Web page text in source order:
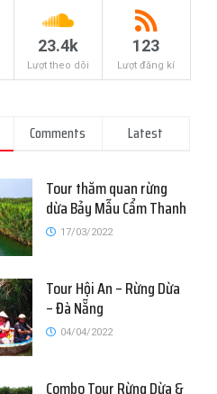
23.4k
Lượt theo dõi
123
Lượt đăng kí
Comments Latest
Tour thăm quan rừng
dừa Bảy Mẫu Cẩm Thanh
17/03/2022
Tour Hội An – Rừng Dừa
– Đà Nẵng
04/04/2022
Combo Tour Rừng Dừa &